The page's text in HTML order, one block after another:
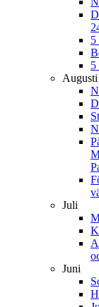
5
5
Augusti
Juli
Juni